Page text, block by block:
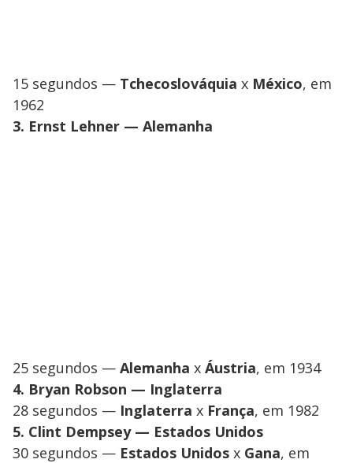
15 segundos — Tchecoslováquia x México, em
1962
3. Ernst Lehner — Alemanha
25 segundos — Alemanha x Áustria, em 1934
4. Bryan Robson — Inglaterra
28 segundos — Inglaterra x França, em 1982
5. Clint Dempsey — Estados Unidos
30 segundos — Estados Unidos x Gana, em